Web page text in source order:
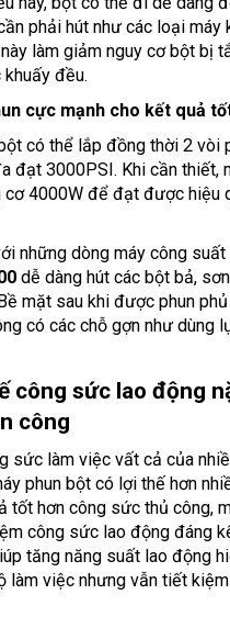
phải hút như các loại máy
làm giảm nguy cơ bột bị
đều.
cực mạnh cho kết quả
có thể lắp đồng thời 2 vòi
đạt 3000PSI. Khi cần thiết,
cơ 4000W để đạt được hiệu
những dòng máy công suất
dễ dàng hút các bột bả,
mặt sau khi được phun
có các chỗ gợn như dùng
công sức lao động
công
sức làm việc vất cả của
phun bột có lợi thế hơn
tốt hơn công sức thủ công,
công sức lao động đáng
tăng năng suất lao động
làm việc nhưng vẫn tiết